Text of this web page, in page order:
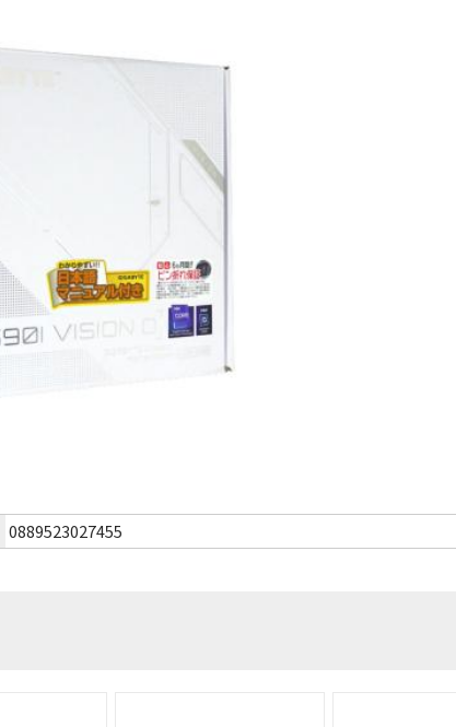
0889523027455